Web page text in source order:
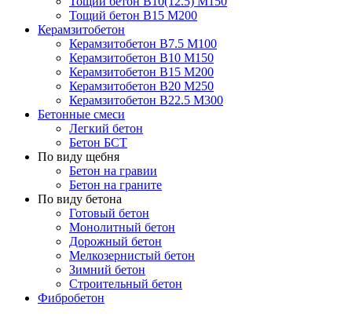
Тощий бетон В15 М200
Керамзитобетон
Керамзитобетон В7.5 М100
Керамзитобетон В10 М150
Керамзитобетон В15 М200
Керамзитобетон В20 М250
Керамзитобетон В22.5 М300
Бетонные смеси
Легкий бетон
Бетон БСТ
По виду щебня
Бетон на гравии
Бетон на граните
По виду бетона
Готовый бетон
Монолитный бетон
Дорожный бетон
Мелкозернистый бетон
Зимний бетон
Строительный бетон
Фибробетон